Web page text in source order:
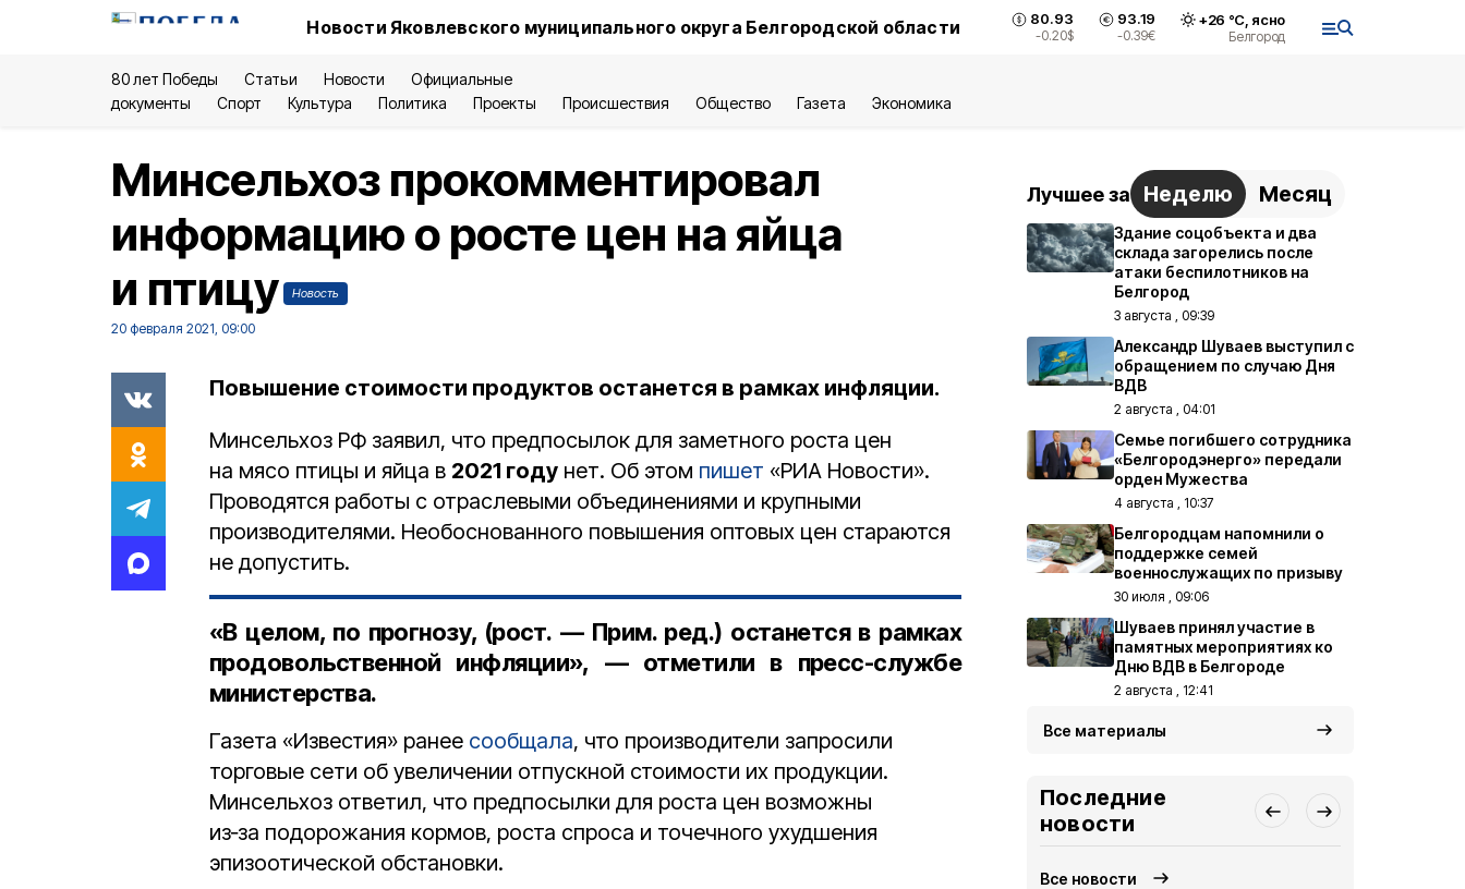
Новости Яковлевского муниципального округа Белгородской области 80.93
-0.20$
93.19
-0.39€
+26 °С, ясно
Белгород
80 лет Победы Статьи Новости
Официальные
документы
Спорт Культура Политика Проекты Происшествия Общество Газета Экономика
Минсельхоз прокомментировал
информацию о росте цен на яйца
и птицу
Новость
20 февраля 2021, 09:00
Повышение стоимости продуктов останется в рамках инфляции.
Минсельхоз РФ заявил, что предпосылок для заметного роста цен
на мясо птицы и яйца в 2021 году нет. Об этом пишет «РИА Новости».
Проводятся работы с отраслевыми объединениями и крупными
производителями. Необоснованного повышения оптовых цен стараются
не допустить.
«В целом, по прогнозу, (рост. — Прим. ред.) останется в рамках
продовольственной инфляции», — отметили в пресс-службе
министерства.
Газета «Известия» ранее сообщала, что производители запросили
торговые сети об увеличении отпускной стоимости их продукции.
Минсельхоз ответил, что предпосылки для роста цен возможны
из‑за подорожания кормов, роста спроса и точечного ухудшения
эпизоотической обстановки.
Лучшее за Неделю Месяц
Здание соцобъекта и два
склада загорелись после
атаки беспилотников на
Белгород
3 августа , 09:39
Александр Шуваев выступил с
обращением по случаю Дня
ВДВ
2 августа , 04:01
Семье погибшего сотрудника
«Белгородэнерго» передали
орден Мужества
4 августа , 10:37
Белгородцам напомнили о
поддержке семей
военнослужащих по призыву
30 июля , 09:06
Шуваев принял участие в
памятных мероприятиях ко
Дню ВДВ в Белгороде
2 августа , 12:41
Все материалы
Последние
новости
Все новости